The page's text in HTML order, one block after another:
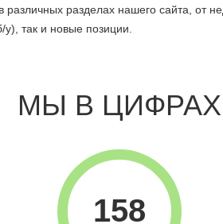
разделах нашего сайта, от
так и новые позиции.
МЫ В ЦИФРАХ
158